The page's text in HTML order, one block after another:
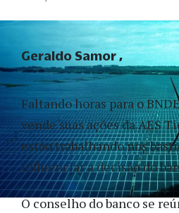
Faltando horas para o
vende suas ações da AES
estão trabalhando nos
influenciar a decisão do
O conselho do banco se
Geraldo Samor